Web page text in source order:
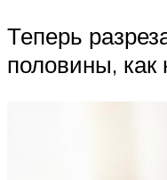
Теперь
половины, как